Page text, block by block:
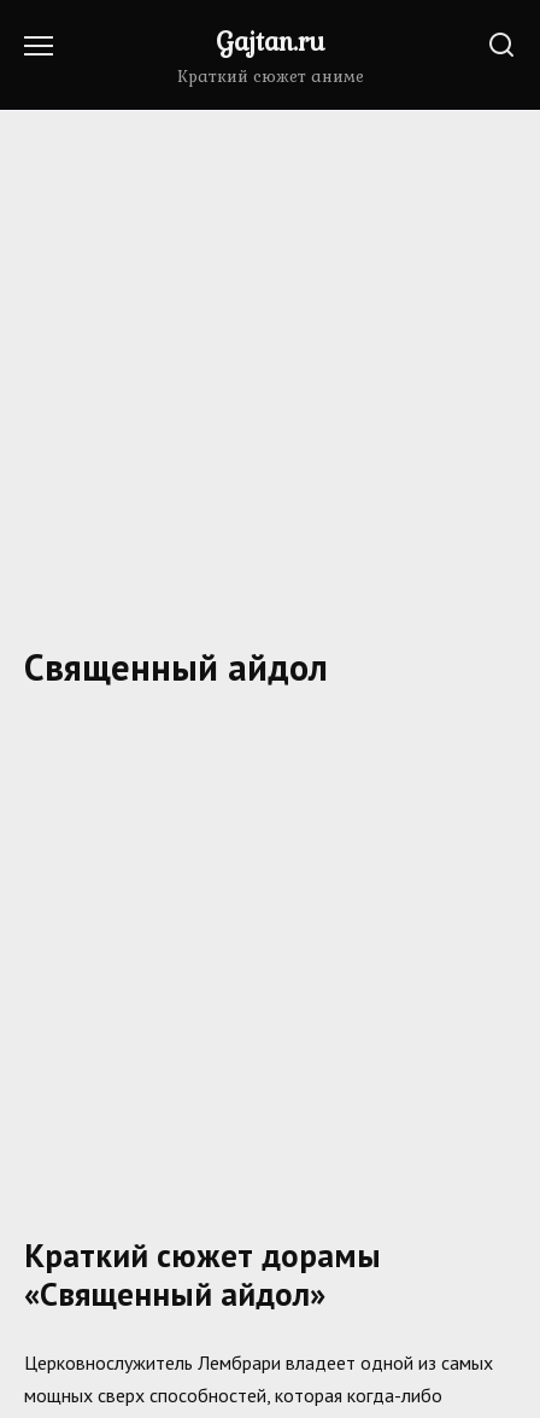
Gajtan.ru
Краткий сюжет аниме
Священный айдол
Краткий сюжет дорамы
«Священный айдол»
Церковнослужитель Лембрари владеет одной из самых
мощных сверх способностей, которая когда-либо